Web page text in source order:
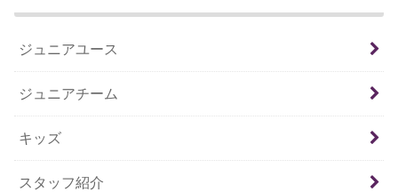
ジュニアユース
ジュニアチーム
キッズ
スタッフ紹介